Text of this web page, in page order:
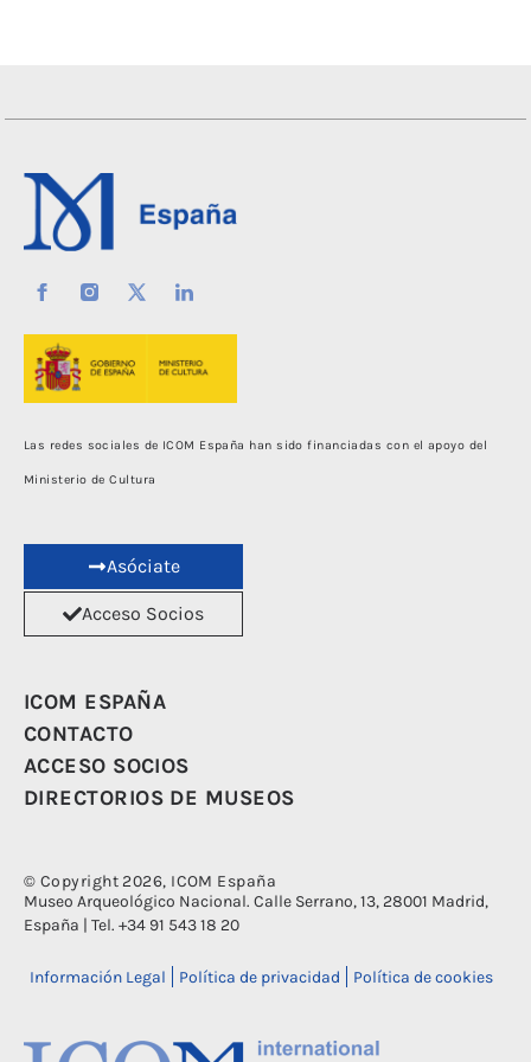
Las redes sociales de ICOM España han sido financiadas con el apoyo del
Ministerio de Cultura
Asóciate
Acceso Socios
ICOM ESPAÑA
CONTACTO
ACCESO SOCIOS
DIRECTORIOS DE MUSEOS
© Copyright 2026, ICOM España
Museo Arqueológico Nacional. Calle Serrano, 13, 28001 Madrid,
España | Tel. +34 91 543 18 20
Información Legal Política de privacidad Política de cookies